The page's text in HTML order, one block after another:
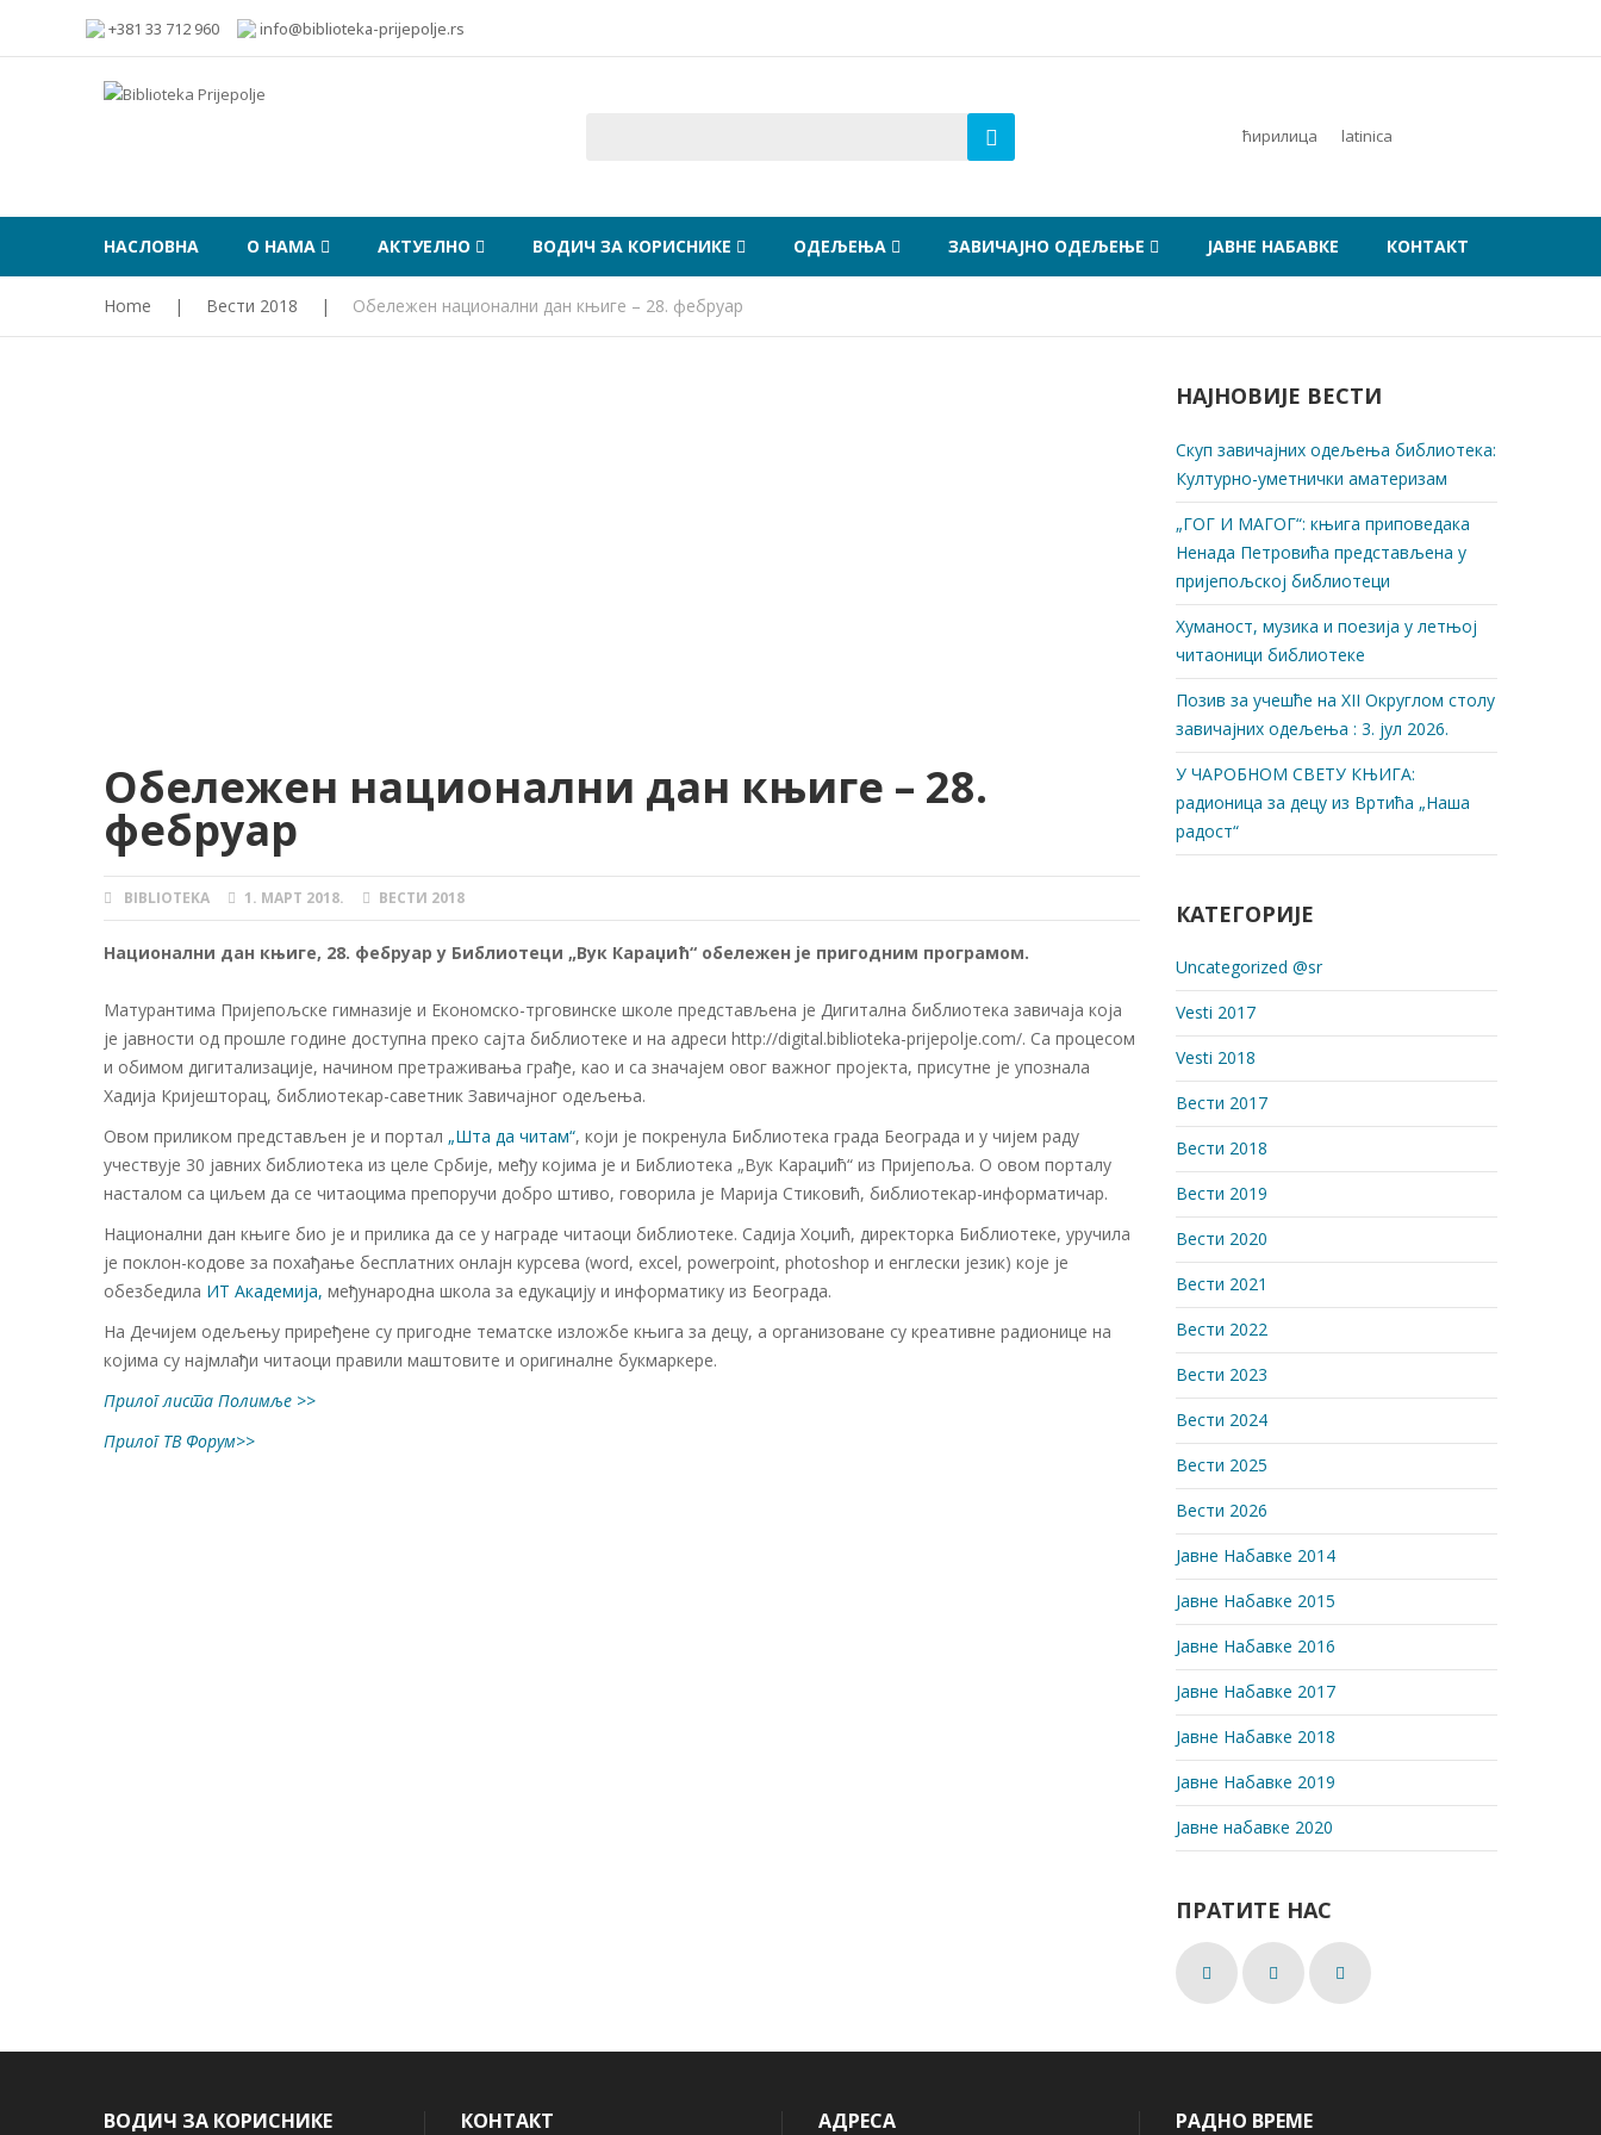
+381 33 712 960 info@biblioteka-prijepolje.rs
ћирилица latinica
НАСЛОВНА О НАМА АКТУЕЛНО ВОДИЧ ЗА КОРИСНИКЕ ОДЕЉЕЊА ЗАВИЧАЈНО ОДЕЉЕЊЕ ЈАВНЕ НАБАВКЕ КОНТАКТ
Home | Вести 2018 | Обележен национални дан књиге – 28. фебруар
Обележен национални дан књиге – 28.
фебруар
AUTHOR
BIBLIOTEKA
POSTED
ON
1. МАРТ 2018. CATEGORIES
ВЕСТИ 2018
Национални дан књиге, 28. фебруар у Библиотеци „Вук Караџић“ обележен је пригодним програмом.
Матурантима Пријепољске гимназије и Економско-трговинске школе представљена је Дигитална библиотека завичаја која
је јавности од прошле године доступна преко сајта библиотеке и на адреси http://digital.biblioteka-prijepolje.com/. Са процесом
и обимом дигитализације, начином претраживања грађе, као и са значајем овог важног пројекта, присутне је упознала
Хадија Кријешторац, библиотекар-саветник Завичајног одељења.
Овом приликом представљен је и портал „Шта да читам“, који је покренула Библиотека града Београда и у чијем раду
учествује 30 јавних библиотека из целе Србије, међу којима је и Библиотека „Вук Караџић“ из Пријепоља. О овом порталу
насталом са циљем да се читаоцима препоручи добро штиво, говорила је Марија Стиковић, библиотекар-информатичар.
Национални дан књиге био је и прилика да се у награде читаоци библиотеке. Садија Хоџић, директорка Библиотеке, уручила
је поклон-кодове за похађање бесплатних онлајн курсева (word, excel, powerpoint, photoshop и енглески језик) које је
обезбедила ИТ Академија, међународна школа за едукацију и информатику из Београда.
На Дечијем одељењу приређене су пригодне тематске изложбе књига за децу, а организоване су креативне радионице на
којима су најмлађи читаоци правили маштовите и оригиналне букмаркере.
Прилог листа Полимље >>
Прилог ТВ Форум>>
НАЈНОВИЈЕ ВЕСТИ
Скуп завичајних одељења библиотека:
Културно-уметнички аматеризам
„ГОГ И МАГОГ“: књига приповедака
Ненада Петровића представљена у
пријепољској библиотеци
Хуманост, музика и поезија у летњој
читаоници библиотеке
Позив за учешће на XII Округлом столу
завичајних одељења : 3. јул 2026.
У ЧАРОБНОМ СВЕТУ КЊИГА:
радионица за децу из Вртића „Наша
радост“
КАТЕГОРИЈЕ
Uncategorized @sr
Vesti 2017
Vesti 2018
Вести 2017
Вести 2018
Вести 2019
Вести 2020
Вести 2021
Вести 2022
Вести 2023
Вести 2024
Вести 2025
Вести 2026
Јавне Набавке 2014
Јавне Набавке 2015
Јавне Набавке 2016
Јавне Набавке 2017
Јавне Набавке 2018
Јавне Набавке 2019
Јавне набавке 2020
ПРАТИТЕ НАС
ВОДИЧ ЗА КОРИСНИКЕ КОНТАКТ АДРЕСА РАДНО ВРЕМЕ